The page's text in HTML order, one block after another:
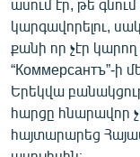
ասում էր, թե
կարգավորելու,
քանի որ չէր կարող
“Коммерсантъ”-ի
Երեկվա
հարցը հնարավոր
հայտարարեց